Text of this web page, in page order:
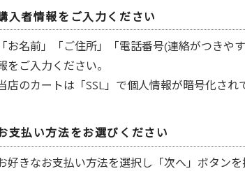
入者情報をご入力ください
「お名前」「ご住所」「電話番号(連絡がつき
をご入力ください。
店のカートは「SSL」で個人情報が暗号化され
支払い方法をお選びください
好きなお支払い方法を選択し「次へ」ボタンを